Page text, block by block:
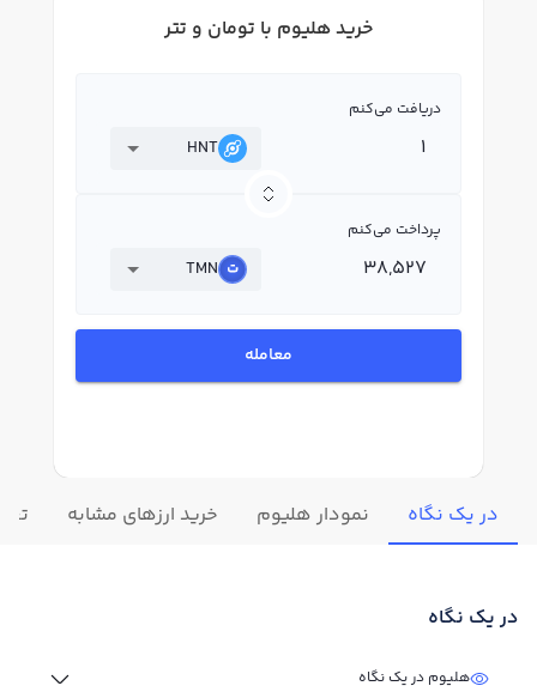
خرید هلیوم با تومان و تتر
دریافت می‌کنم
HNT
پرداخت می‌کنم
TMN
معامله
در یک نگاه نمودار هلیوم خرید ارزهای مشابه
در یک نگاه
هلیوم در یک نگاه